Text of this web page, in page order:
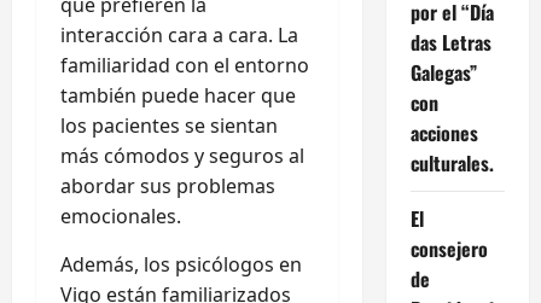
interacción cara a cara. La
familiaridad con el entorno
también puede hacer que
los pacientes se sientan
más cómodos y seguros al
abordar sus problemas
emocionales.
Además, los psicólogos en
Vigo están familiarizados
por el “Día
das Letras
Galegas”
con
acciones
culturales.
El
consejero
de